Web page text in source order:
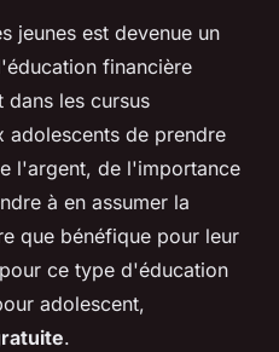
jeunes est devenue un
financière
dans les cursus
adolescents de prendre
l'argent, de l'importance
à en assumer la
que bénéfique pour leur
ce type d'éducation
adolescent,
.